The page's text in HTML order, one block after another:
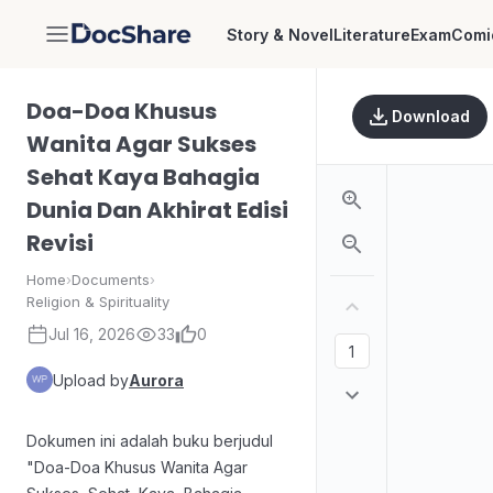
DocShare Story & NovelLiteratureExam
Doa-Doa Khusus
Wanita Agar Sukses
Sehat Kaya Bahagia
Dunia Dan Akhirat Edisi
Revisi
Home›Documents›
Religion & Spirituality
Jul 16, 2026 33 0
Upload byAurora
Dokumen ini adalah buku berjudul
"Doa-Doa Khusus Wanita Agar
Download